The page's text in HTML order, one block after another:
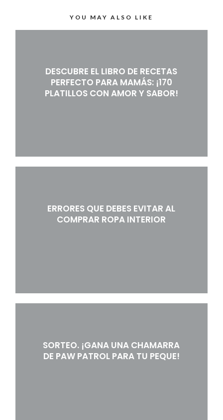
YOU MAY ALSO LIKE
DESCUBRE EL LIBRO DE RECETAS
PERFECTO PARA MAMÁS: ¡170
PLATILLOS CON AMOR Y SABOR!
ERRORES QUE DEBES EVITAR AL
COMPRAR ROPA INTERIOR
SORTEO. ¡GANA UNA CHAMARRA
DE PAW PATROL PARA TU PEQUE!